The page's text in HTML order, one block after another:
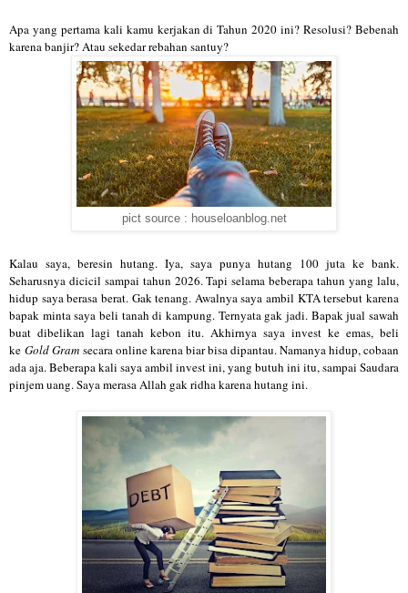
Apa yang pertama kali kamu kerjakan di Tahun 2020 ini? Resolusi? Bebenah
karena banjir? Atau sekedar rebahan santuy?
pict source : houseloanblog.net
Kalau saya, beresin hutang. Iya, saya punya hutang 100 juta ke bank.
Seharusnya dicicil sampai tahun 2026. Tapi selama beberapa tahun yang lalu,
hidup saya berasa berat. Gak tenang. Awalnya saya ambil KTA tersebut karena
bapak minta saya beli tanah di kampung. Ternyata gak jadi. Bapak jual sawah
buat dibelikan lagi tanah kebon itu. Akhirnya saya invest ke emas, beli
ke Gold Gram secara online karena biar bisa dipantau. Namanya hidup, cobaan
ada aja. Beberapa kali saya ambil invest ini, yang butuh ini itu, sampai Saudara
pinjem uang. Saya merasa Allah gak ridha karena hutang ini.